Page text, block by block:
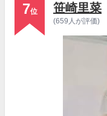
7位 笹崎里菜
(659人が評価)